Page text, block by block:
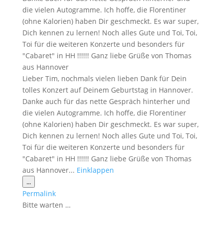
die vielen Autogramme. Ich hoffe, die Florentiner
(ohne Kalorien) haben Dir geschmeckt. Es war super,
Dich kennen zu lernen! Noch alles Gute und Toi, Toi,
Toi für die weiteren Konzerte und besonders für
"Cabaret" in HH !!!!!! Ganz liebe Grüße von Thomas
aus Hannover
Lieber Tim, nochmals vielen lieben Dank für Dein
tolles Konzert auf Deinem Geburtstag in Hannover.
Danke auch für das nette Gespräch hinterher und
die vielen Autogramme. Ich hoffe, die Florentiner
(ohne Kalorien) haben Dir geschmeckt. Es war super,
Dich kennen zu lernen! Noch alles Gute und Toi, Toi,
Toi für die weiteren Konzerte und besonders für
"Cabaret" in HH !!!!!! Ganz liebe Grüße von Thomas
aus Hannover... Einklappen
...Diese
Metabox
ein-/ausblenden.
Permalink
Bitte warten …